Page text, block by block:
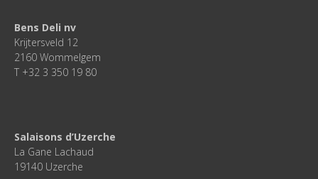
Bens Deli nv
Krijtersveld 12
2160 Wommelgem
T +32 3 350 19 80
Salaisons d’Uzerche
La Gane Lachaud
19140 Uzerche